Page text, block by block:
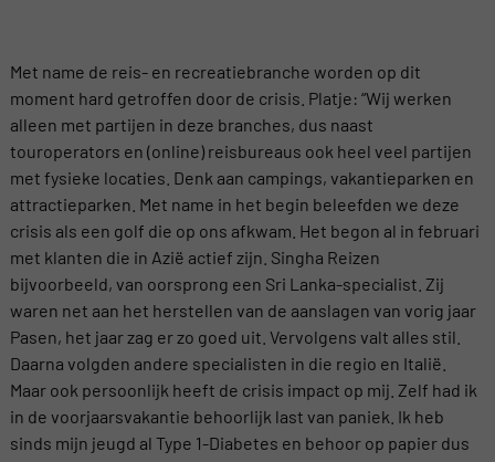
Met name de reis- en recreatiebranche worden op dit
moment hard getroffen door de crisis. Platje: “Wij werken
alleen met partijen in deze branches, dus naast
touroperators en (online) reisbureaus ook heel veel partijen
met fysieke locaties. Denk aan campings, vakantieparken en
attractieparken. Met name in het begin beleefden we deze
crisis als een golf die op ons afkwam. Het begon al in februari
met klanten die in Azië actief zijn. Singha Reizen
bijvoorbeeld, van oorsprong een Sri Lanka-specialist. Zij
waren net aan het herstellen van de aanslagen van vorig jaar
Pasen, het jaar zag er zo goed uit. Vervolgens valt alles stil.
Daarna volgden andere specialisten in die regio en Italië.
Maar ook persoonlijk heeft de crisis impact op mij. Zelf had ik
in de voorjaarsvakantie behoorlijk last van paniek. Ik heb
sinds mijn jeugd al Type 1-Diabetes en behoor op papier dus